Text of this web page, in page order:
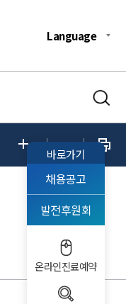
Language
바로가기
채용공고
발전후원회
온라인진료예약